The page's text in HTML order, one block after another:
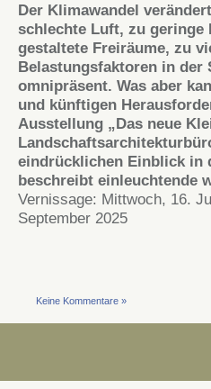
Der Klimawandel
schlechte Luft, zu
gestaltete Freiräume, zu
Belastungsfaktoren in der
omnipräsent. Was aber
und künftigen
Ausstellung „Das neue
eindrücklichen Einblick in
beschreibt einleuchtende
Vernissage: Mittwoch, 16.
September 2025
Keine Kommentare »